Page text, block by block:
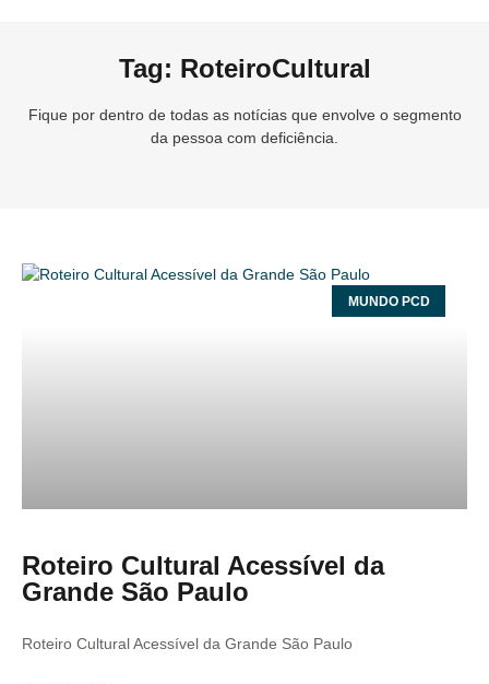
Tag: RoteiroCultural
Fique por dentro de todas as notícias que envolve o segmento
da pessoa com deficiência.
MUNDO PCD
Roteiro Cultural Acessível da
Grande São Paulo
Roteiro Cultural Acessível da Grande São Paulo